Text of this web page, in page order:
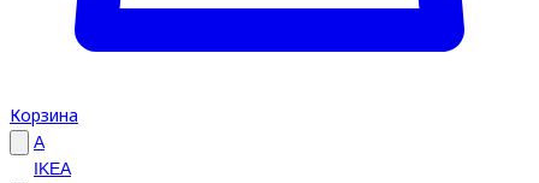
Корзина
A
IKEA